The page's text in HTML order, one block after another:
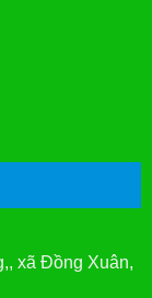
xã Đồng Xuân,